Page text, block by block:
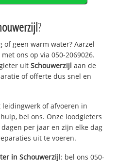
?
of geen warm water? Aarzel
ons op via 050-2069026.
uitSchouwerzijl aan de
of offerte dus snel en
of afvoeren in
bel ons. Onze loodgieters
per jaar en zijn elke dag
uit te voeren.
inSchouwerzijl: bel ons 050-